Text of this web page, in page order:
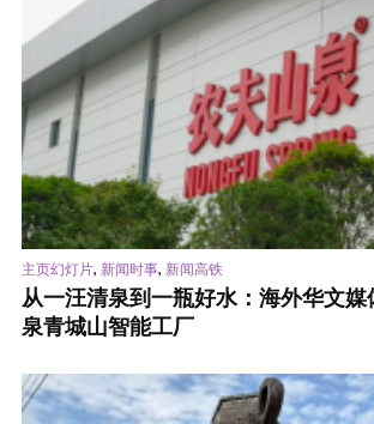
主页幻灯片, 新闻时事, 新闻高铁
从一汪清泉到一瓶好水：海外华文媒
泉青城山智能工厂